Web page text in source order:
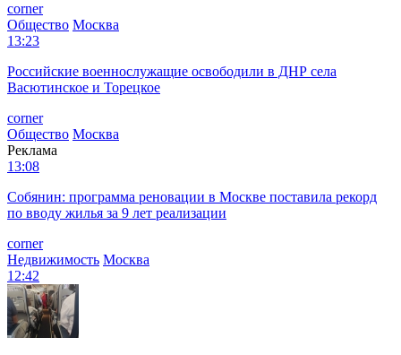
corner
Общество Москва
13:23
Российские военнослужащие освободили в ДНР села
Васютинское и Торецкое
corner
Общество Москва
Реклама
13:08
Собянин: программа реновации в Москве поставила рекорд
по вводу жилья за 9 лет реализации
corner
Недвижимость Москва
12:42